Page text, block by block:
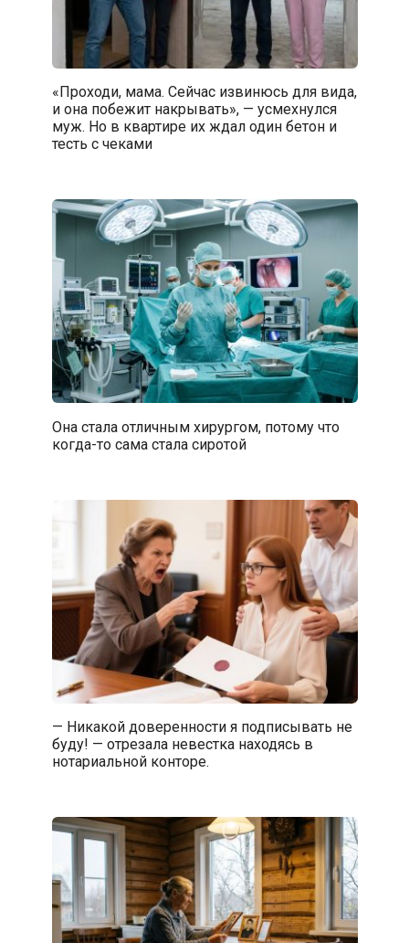
«Проходи, мама. Сейчас извинюсь для вида,
и она побежит накрывать», — усмехнулся
муж. Но в квартире их ждал один бетон и
тесть с чеками
Она стала отличным хирургом, потому что
когда-то сама стала сиротой
— Никакой доверенности я подписывать не
буду! — отрезала невестка находясь в
нотариальной конторе.